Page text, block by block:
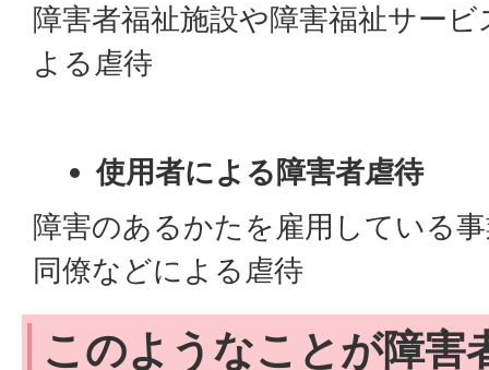
障害者福祉施設や障害福祉サー
よる虐待
使用者による障害者虐待
障害のあるかたを雇用している
同僚などによる虐待
このようなことが障害